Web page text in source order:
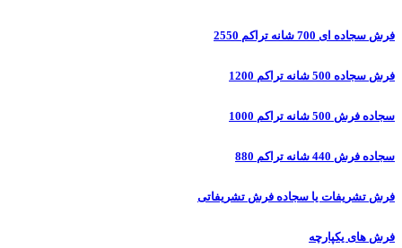
فرش سجاده ای 700 شانه تراکم 2550
فرش سجاده 500 شانه تراکم 1200
سجاده فرش 500 شانه تراکم 1000
سجاده فرش 440 شانه تراکم 880
فرش تشریفات یا سجاده فرش تشریفاتی
فرش های یکپارچه